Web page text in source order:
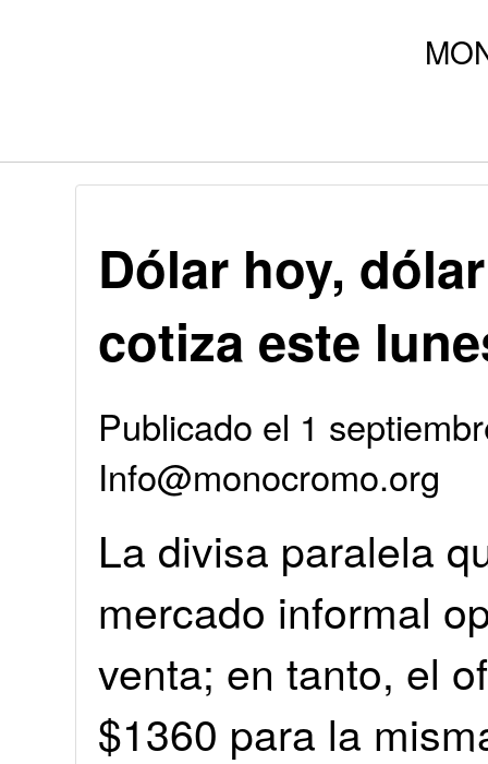
Dólar hoy,
cotiza este
Publicado el 1
Info@monocromo.org
La divisa paralela
mercado informal
venta; en tanto, el
$1360 para la